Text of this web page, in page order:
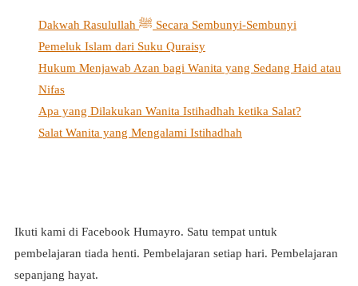
Dakwah Rasulullah ﷺ Secara Sembunyi-Sembunyi
Pemeluk Islam dari Suku Quraisy
Hukum Menjawab Azan bagi Wanita yang Sedang Haid atau
Nifas
Apa yang Dilakukan Wanita Istihadhah ketika Salat?
Salat Wanita yang Mengalami Istihadhah
Ikuti kami di Facebook Humayro. Satu tempat untuk
pembelajaran tiada henti. Pembelajaran setiap hari. Pembelajaran
sepanjang hayat.